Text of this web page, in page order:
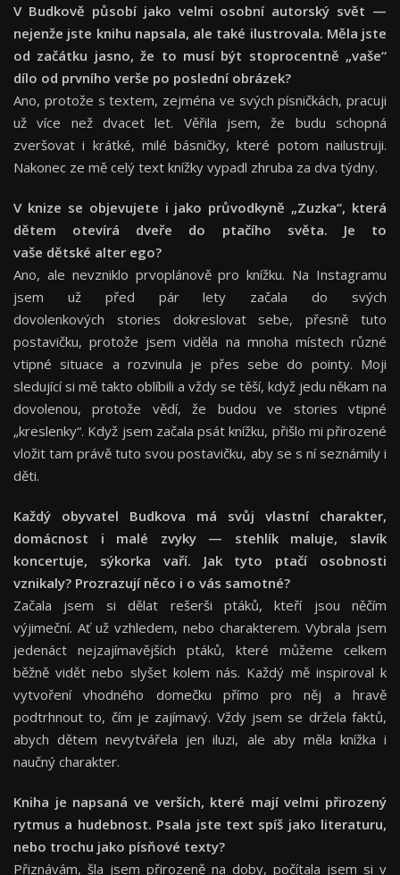
V Budkově působí jako velmi osobní autorský svět —
nejenže jste knihu napsala, ale také ilustrovala. Měla jste
od začátku jasno, že to musí být stoprocentně „vaše“
dílo od prvního verše po poslední obrázek?
Ano, protože s textem, zejména ve svých písničkách, pracuji
už více než dvacet let. Věřila jsem, že budu schopná
zveršovat i krátké, milé básničky, které potom nailustruji.
Nakonec ze mě celý text knížky vypadl zhruba za dva týdny.
V knize se objevujete i jako průvodkyně „Zuzka“, která
dětem otevírá dveře do ptačího světa. Je to
vaše dětské alter ego?
Ano, ale nevzniklo prvoplánově pro knížku. Na Instagramu
jsem už před pár lety začala do svých
dovolenkových stories dokreslovat sebe, přesně tuto
postavičku, protože jsem viděla na mnoha místech různé
vtipné situace a rozvinula je přes sebe do pointy. Moji
sledující si mě takto oblíbili a vždy se těší, když jedu někam na
dovolenou, protože vědí, že budou ve stories vtipné
„kreslenky“. Když jsem začala psát knížku, přišlo mi přirozené
vložit tam právě tuto svou postavičku, aby se s ní seznámily i
děti.
Každý obyvatel Budkova má svůj vlastní charakter,
domácnost i malé zvyky — stehlík maluje, slavík
koncertuje, sýkorka vaří. Jak tyto ptačí osobnosti
vznikaly? Prozrazují něco i o vás samotné?
Začala jsem si dělat rešerši ptáků, kteří jsou něčím
výjimeční. Ať už vzhledem, nebo charakterem. Vybrala jsem
jedenáct nejzajímavějších ptáků, které můžeme celkem
běžně vidět nebo slyšet kolem nás. Každý mě inspiroval k
vytvoření vhodného domečku přímo pro něj a hravě
podtrhnout to, čím je zajímavý. Vždy jsem se držela faktů,
abych dětem nevytvářela jen iluzi, ale aby měla knížka i
naučný charakter.
Kniha je napsaná ve verších, které mají velmi přirozený
rytmus a hudebnost. Psala jste text spíš jako literaturu,
nebo trochu jako písňové texty?
Přiznávám, šla jsem přirozeně na doby, počítala jsem si v